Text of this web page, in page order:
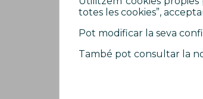
Contacte
totes les cookies”,
Pot modificar la seva
També pot consultar la